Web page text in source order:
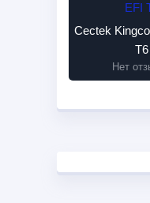
Cectek
T6
Нет